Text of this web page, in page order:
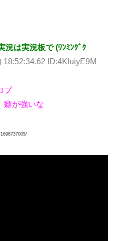
況は実況板で (ﾜﾝﾐﾝｸﾞｸ
18:52:34.62 ID:4KluiyE9M
プ
癖が強いな